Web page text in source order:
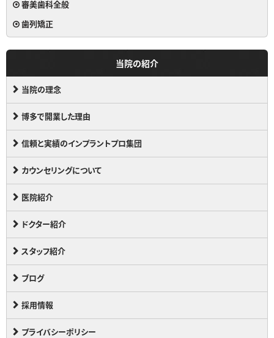
審美歯科全般
歯列矯正
当院の紹介
当院の理念
博多で開業した理由
信頼と実績のインプラントプロ集団
カウンセリングについて
医院紹介
ドクター紹介
スタッフ紹介
ブログ
採用情報
プライバシーポリシー